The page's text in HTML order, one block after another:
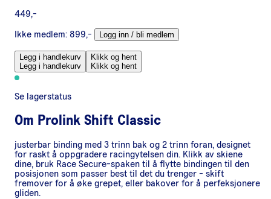
449,-
Ikke medlem: 899,- Logg inn / bli medlem
Legg i handlekurv
Legg i handlekurv
Klikk og hent
Klikk og hent
Se lagerstatus
Om Prolink Shift Classic
justerbar binding med 3 trinn bak og 2 trinn foran, designet
for raskt å oppgradere racingytelsen din. Klikk av skiene
dine, bruk Race Secure-spaken til å flytte bindingen til den
posisjonen som passer best til det du trenger - skift
fremover for å øke grepet, eller bakover for å perfeksjonere
gliden.